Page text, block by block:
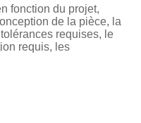
fonction du projet,
de la pièce, la
requises, le
requis, les